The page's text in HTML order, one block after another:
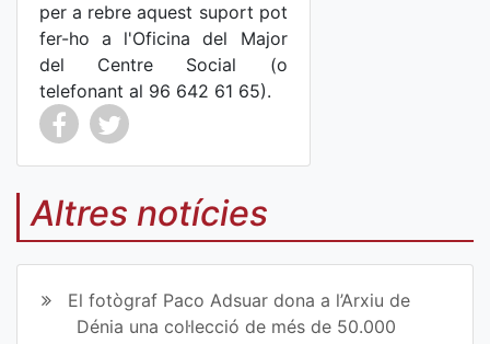
per a rebre aquest suport pot
fer-ho a l'Oficina del Major
del Centre Social (o
telefonant al 96 642 61 65).
Co
mp
art
ir
en
Co
mp
art
ir
en
Altres notícies
El fotògraf Paco Adsuar dona a l’Arxiu de
Dénia una col·lecció de més de 50.000